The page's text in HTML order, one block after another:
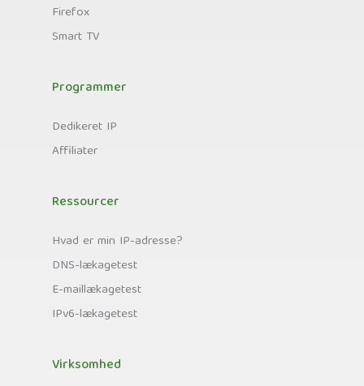
Firefox
Smart TV
Programmer
Dedikeret IP
Affiliater
Ressourcer
Hvad er min IP-adresse?
DNS-lækagetest
E-maillækagetest
IPv6-lækagetest
Virksomhed